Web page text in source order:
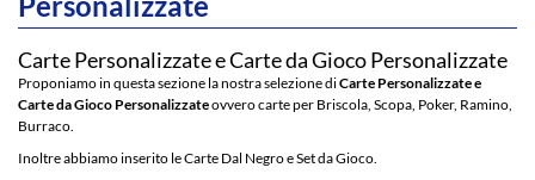
Mazzi da 52 carte
english version in
carta speciale 330
Esplora il mondo
carte per tarocchi
Carte Personalizzate e Carte da Gioco Personalizzate
Proponiamo in questa sezione la nostra selezione diCarte Personalizzate e
Carte da Gioco Personalizzateovvero carte per Briscola, Scopa, Poker, Ramino,
Burraco.
Inoltre abbiamo inserito le Carte Dal Negro e Set da Gioco.